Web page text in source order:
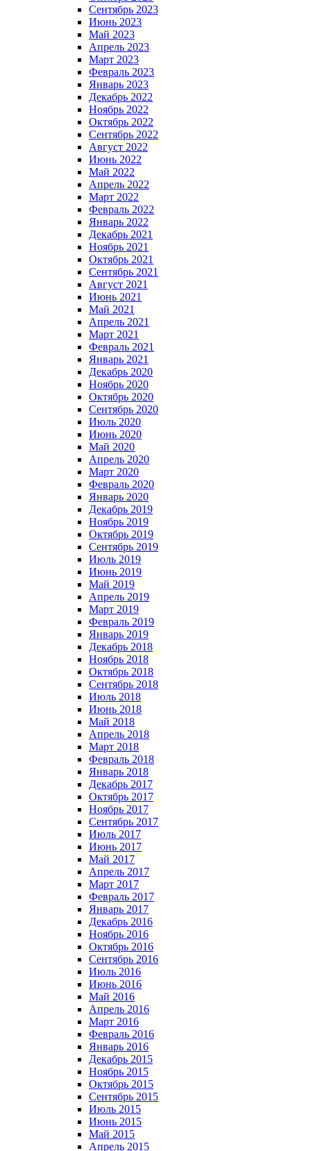
Сентябрь 2023
Июнь 2023
Май 2023
Апрель 2023
Март 2023
Февраль 2023
Январь 2023
Декабрь 2022
Ноябрь 2022
Октябрь 2022
Сентябрь 2022
Август 2022
Июнь 2022
Май 2022
Апрель 2022
Март 2022
Февраль 2022
Январь 2022
Декабрь 2021
Ноябрь 2021
Октябрь 2021
Сентябрь 2021
Август 2021
Июнь 2021
Май 2021
Апрель 2021
Март 2021
Февраль 2021
Январь 2021
Декабрь 2020
Ноябрь 2020
Октябрь 2020
Сентябрь 2020
Июль 2020
Июнь 2020
Май 2020
Апрель 2020
Март 2020
Февраль 2020
Январь 2020
Декабрь 2019
Ноябрь 2019
Октябрь 2019
Сентябрь 2019
Июль 2019
Июнь 2019
Май 2019
Апрель 2019
Март 2019
Февраль 2019
Январь 2019
Декабрь 2018
Ноябрь 2018
Октябрь 2018
Сентябрь 2018
Июль 2018
Июнь 2018
Май 2018
Апрель 2018
Март 2018
Февраль 2018
Январь 2018
Декабрь 2017
Октябрь 2017
Ноябрь 2017
Сентябрь 2017
Июль 2017
Июнь 2017
Май 2017
Апрель 2017
Март 2017
Февраль 2017
Январь 2017
Декабрь 2016
Ноябрь 2016
Октябрь 2016
Сентябрь 2016
Июль 2016
Июнь 2016
Май 2016
Апрель 2016
Март 2016
Февраль 2016
Январь 2016
Декабрь 2015
Ноябрь 2015
Октябрь 2015
Сентябрь 2015
Июль 2015
Июнь 2015
Май 2015
Апрель 2015